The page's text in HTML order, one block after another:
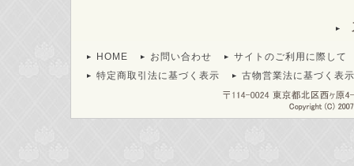
HOME お問い合わせ
サイトのご利用に際して
特定商取引法に基づく表示
古物営業法に基づく表示